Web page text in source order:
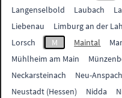
Langenselbold
Laubach
Liebenau
Limburg an der
Lorsch
M Maintal
Mühlheim am Main
Neckarsteinach
Neu-Anspach
Neustadt (Hessen)
Nidda